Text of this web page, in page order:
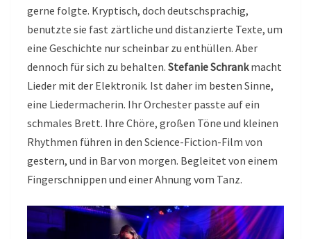
gerne folgte. Kryptisch, doch deutschsprachig,
benutzte sie fast zärtliche und distanzierte Texte, um
eine Geschichte nur scheinbar zu enthüllen. Aber
dennoch für sich zu behalten. Stefanie Schrankmacht
Lieder mit der Elektronik. Ist daher im besten Sinne,
eine Liedermacherin. Ihr Orchester passte auf ein
schmales Brett. Ihre Chöre, großen Töne und kleinen
Rhythmen führen in den Science-Fiction-Film von
gestern, und in Bar von morgen. Begleitet von einem
Fingerschnippen und einer Ahnung vom Tanz.